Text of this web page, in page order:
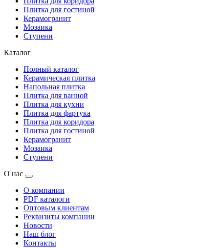
Плитка для гостиной
Керамогранит
Мозаика
Ступени
Каталог
Полный каталог
Керамическая плитка
Напольная плитка
Плитка для ванной
Плитка для кухни
Плитка для фартука
Плитка для коридора
Плитка для гостиной
Керамогранит
Мозаика
Ступени
О нас
О компании
PDF каталоги
Оптовым клиентам
Реквизиты компании
Новости
Наш блог
Контакты